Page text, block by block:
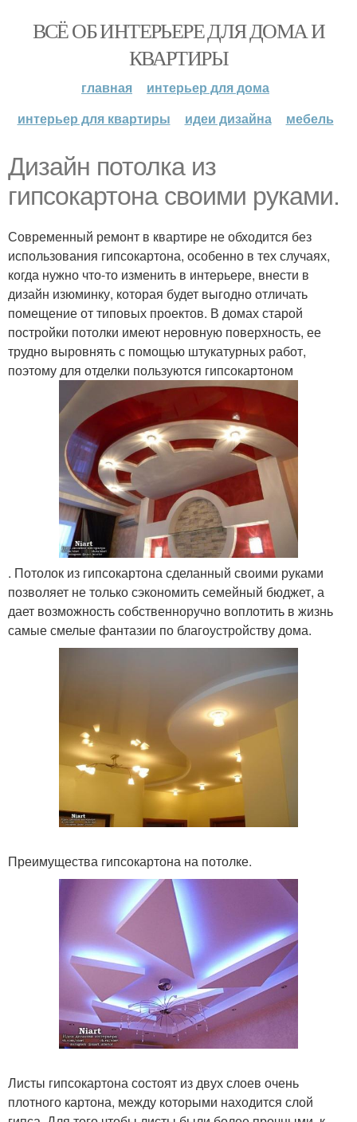
ВСЁ ОБ ИНТЕРЬЕРЕ ДЛЯ ДОМА И
КВАРТИРЫ
главная
интерьер для дома
интерьер для квартиры
идеи дизайна мебель
Дизайн потолка из
гипсокартона своими руками.
Современный ремонт в квартире не обходится без
использования гипсокартона, особенно в тех случаях,
когда нужно что-то изменить в интерьере, внести в
дизайн изюминку, которая будет выгодно отличать
помещение от типовых проектов. В домах старой
постройки потолки имеют неровную поверхность, ее
трудно выровнять с помощью штукатурных работ,
поэтому для отделки пользуются гипсокартоном
. Потолок из гипсокартона сделанный своими руками
позволяет не только сэкономить семейный бюджет, а
дает возможность собственноручно воплотить в жизнь
самые смелые фантазии по благоустройству дома.
Преимущества гипсокартона на потолке.
Листы гипсокартона состоят из двух слоев очень
плотного картона, между которыми находится слой